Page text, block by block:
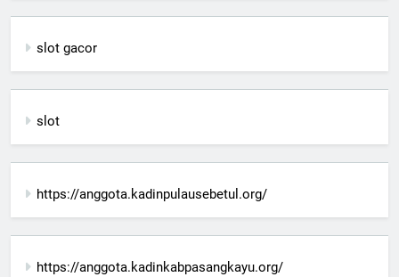
slot gacor
slot
https://anggota.kadinpulausebetul.org/
https://anggota.kadinkabpasangkayu.org/